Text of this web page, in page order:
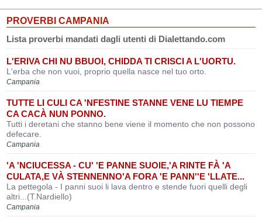
PROVERBI CAMPANIA
Lista proverbi mandati dagli utenti di Dialettando.com
L'ERIVA CHI NU BBUOI, CHIDDA TI CRISCI A L'UORTU.
L'erba che non vuoi, proprio quella nasce nel tuo orto.
Campania
TUTTE LI CULI CA 'NFESTINE STANNE VENE LU TIEMPE
CA CACÀ NUN PONNO.
Tutti i deretani che stanno bene viene il momento che non possono
defecare.
Campania
'A 'NCIUCESSA - CU' 'E PANNE SUOIE,'A RINTE FÀ 'A
CULATA,E VÀ STENNENNO'A FORA 'E PANN''E 'LLATE...
La pettegola - I panni suoi li lava dentro e stende fuori quelli degli
altri...(T.Nardiello)
Campania